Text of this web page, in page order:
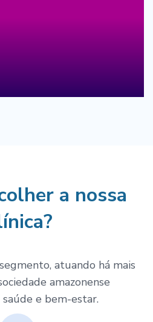
a nossa
atuando há mais
amazonense
e bem-estar.